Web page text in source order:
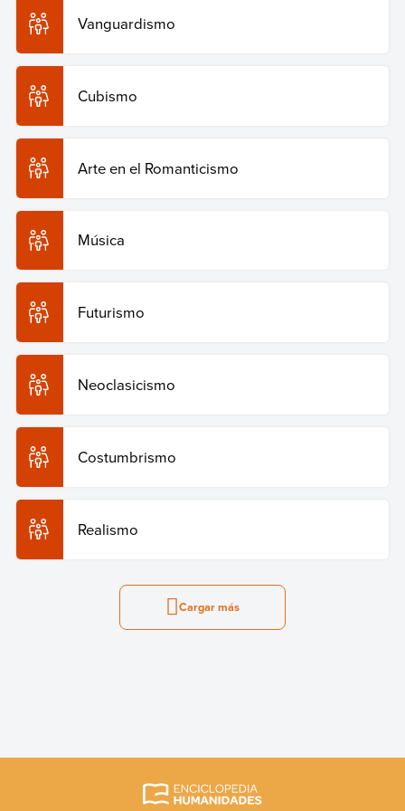
Vanguardismo
Cubismo
Arte en el Romanticismo
Música
Futurismo
Neoclasicismo
Costumbrismo
Realismo
Cargar más